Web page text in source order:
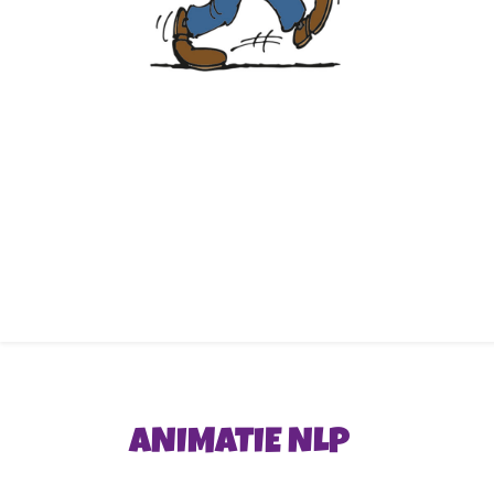
ANIMATIE NLP